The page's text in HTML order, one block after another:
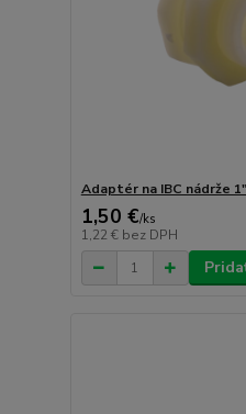
Adaptér na IBC nádrže 1"
1,50 €/ks
1,22 € bez DPH